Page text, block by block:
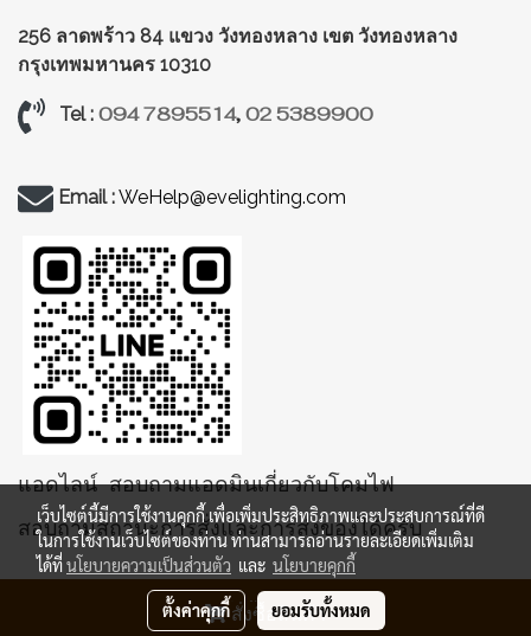
สั่งซื้อสินค้า
256 ลาดพร้าว 84 แขวง วังทองหลาง เขต วังทองหลาง
กรุงเทพมหานคร 10310
Tel : 094 7895514,02 5389900
Email :WeHelp@evelighting.com
แอดไลน์ สอบถามแอดมินเกี่ยวกับโคมไฟ
สอบถามสถานะการสั่งและการส่งของได้ครับ
เว็บไซต์นี้มีการใช้งานคุกกี้ เพื่อเพิ่มประสิทธิภาพและประสบการณ์ที่ดี
ในการใช้งานเว็บไซต์ของท่าน ท่านสามารถอ่านรายละเอียดเพิ่มเติม
ได้ที่นโยบายความเป็นส่วนตัว และ นโยบายคุกกี้
ตั้งค่าคุกกี้ ยอมรับทั้งหมด